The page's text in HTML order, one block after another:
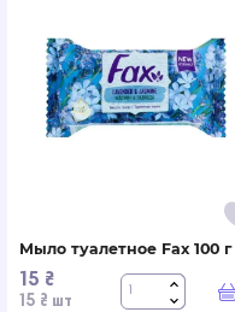
Мыло туалетное Fax 100 г
15 ₴
15 ₴ шт